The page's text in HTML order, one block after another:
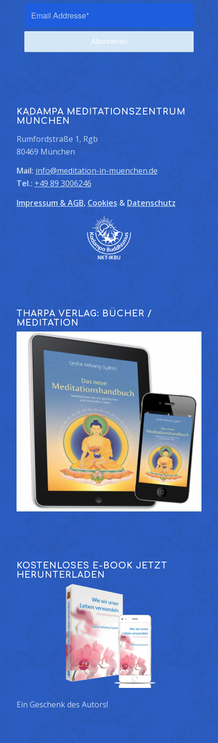
KADAMPA MEDITATIONSZENTRUM
MÜNCHEN
Rumfordstraße 1, Rgb
80469 München
Mail: info@meditation-in-muenchen.de
Tel.: +49 89 3006246
Impressum & AGB, Cookies & Datenschutz
THARPA VERLAG: BÜCHER /
MEDITATION
KOSTENLOSES E-BOOK JETZT
HERUNTERLADEN
Ein Geschenk des Autors!